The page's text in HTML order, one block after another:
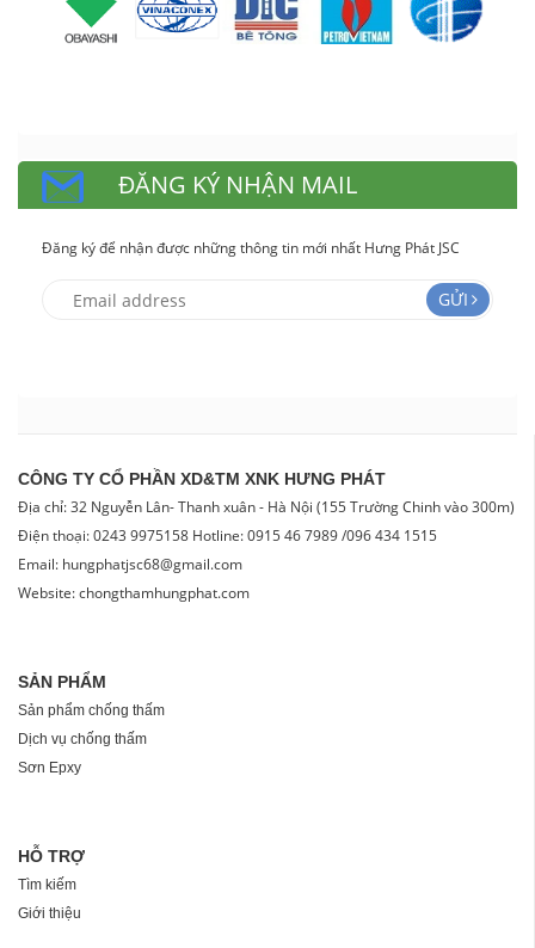
ĐĂNG KÝ NHẬN MAIL
Đăng ký để nhận được những thông tin mới nhất Hưng Phát JSC
GỬI
CÔNG TY CỔ PHẦN XD&TM XNK HƯNG PHÁT
Địa chỉ: 32 Nguyễn Lân- Thanh xuân - Hà Nội (155 Trường Chinh vào 300m)
Điện thoại: 0243 9975158 Hotline: 0915 46 7989 /096 434 1515
Email: hungphatjsc68@gmail.com
Website: chongthamhungphat.com
SẢN PHẨM
Sản phẩm chống thấm
Dịch vụ chống thấm
Sơn Epxy
HỖ TRỢ
Tìm kiếm
Giới thiệu